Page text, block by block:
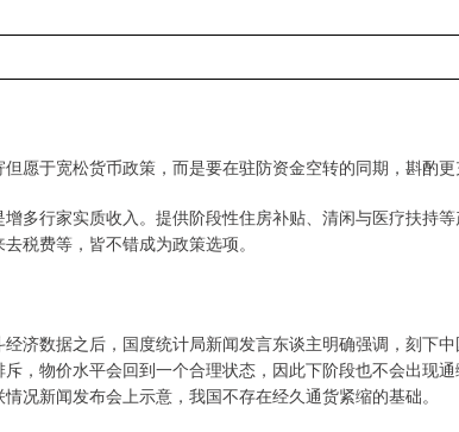
愿于宽松货币政策，而是要在驻防资金空转的同期，斟酌更
多行家实质收入。提供阶段性住房补贴、清闲与医疗扶持
税费等，皆不错成为政策选项。
济数据之后，国度统计局新闻发言东谈主明确强调，刻下
，物价水平会回到一个合理状态，因此下阶段也不会出现
况新闻发布会上示意，我国不存在经久通货紧缩的基础。